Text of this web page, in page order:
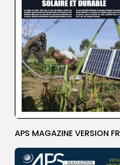
APS MAGAZINE VERSION FR